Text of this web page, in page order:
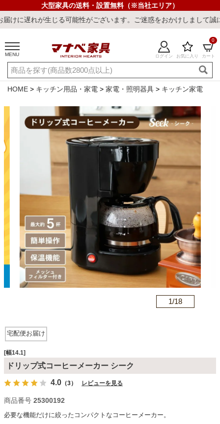
大型家具の送料・設置無料（※当社エリア）
る可能性がございます。ご迷惑をおかけしまして誠に申し訳ござ
MENU ログイン お気に入り カート
0
ご利用ガイド 新規会員登録
店舗一覧 閲覧履歴
キーワード・商品番号で探す
冷感ラグ 冷感寝具 ワークデスク ウィルトンラ
カテゴリから探す
ソファ
椅子・チェア
HOME キッチン用品・家電 家電・照明器具 キッチン家電
1/18
宅配便お届け
[幅14.1]
ドリップ式コーヒーメーカー シーク
4.0 （3） レビューを見る
商品番号 25300192
必要な機能だけに絞ったコンパクトなコーヒーメーカー。